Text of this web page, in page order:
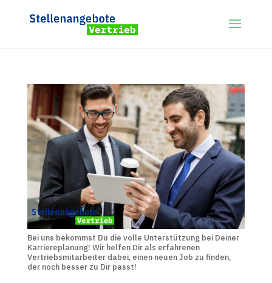
Bei uns bekommst Du die volle Unterstützung bei Deiner
Karriereplanung! Wir helfen Dir als erfahrenen
Vertriebsmitarbeiter dabei, einen neuen Job zu finden,
der noch besser zu Dir passt!